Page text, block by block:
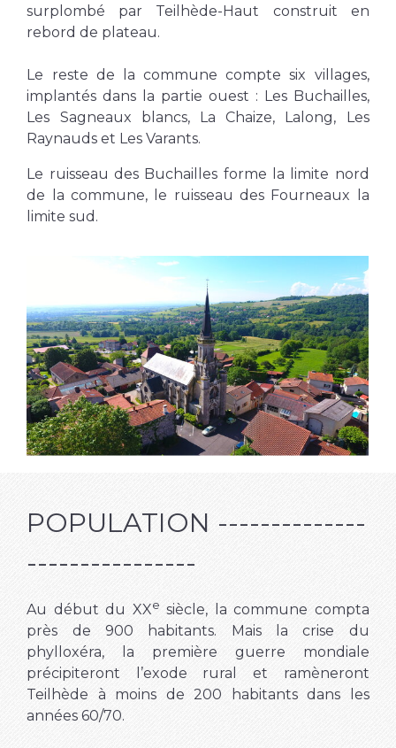
surplombé par Teilhède-Haut construit en
rebord de plateau.
Le reste de la commune compte six villages,
implantés dans la partie ouest : Les Buchailles,
Les Sagneaux blancs, La Chaize, Lalong, Les
Raynauds et Les Varants.
Le ruisseau des Buchailles forme la limite nord
de la commune, le ruisseau des Fourneaux la
limite sud.
POPULATION --------------
----------------
Au début du XXe siècle, la commune compta
près de 900 habitants. Mais la crise du
phylloxéra, la première guerre mondiale
précipiteront l’exode rural et ramèneront
Teilhède à moins de 200 habitants dans les
années 60/70.